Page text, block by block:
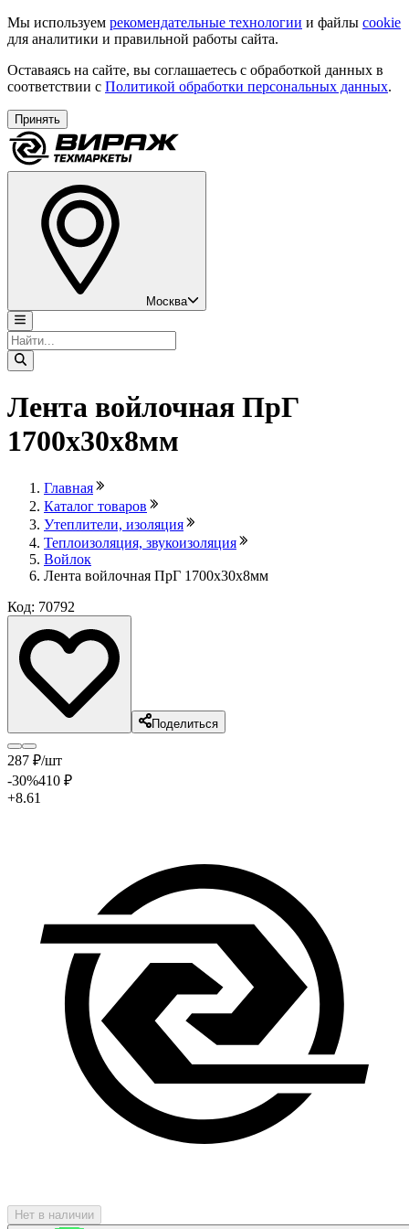
Мы используем рекомендательные технологии и файлы cookie
для аналитики и правильной работы сайта.
Оставаясь на сайте, вы соглашаетесь с обработкой данных в
соответствии с Политикой обработки персональных данных.
Принять
Москва
Лента войлочная ПрГ
1700х30х8мм
Главная
Каталог товаров
Утеплители, изоляция
Теплоизоляция, звукоизоляция
Войлок
Лента войлочная ПрГ 1700х30х8мм
Код: 70792
Поделиться
287 ₽/шт
-30%410 ₽
+8.61
Нет в наличии